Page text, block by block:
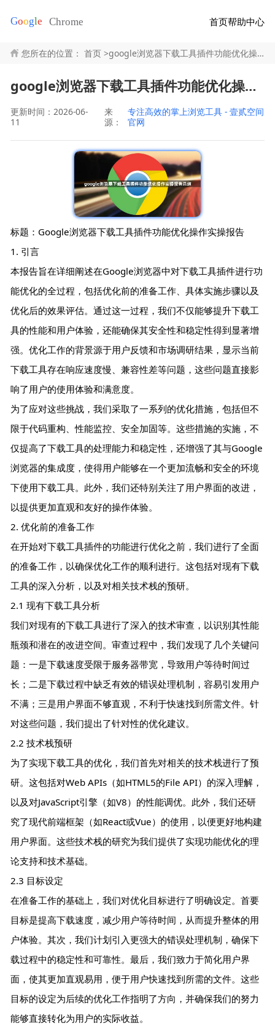
首页帮助中心
您所在的位置： 首页 >google浏览器下载工具插件功能优化操作实操报告总结
google浏览器下载工具插件功能优化操作实操报告总结
更新时间：2026-06-
11
来
源：
专注高效的掌上浏览工具 - 壹贰空间
官网
标题：Google浏览器下载工具插件功能优化操作实操报告
1. 引言
本报告旨在详细阐述在Google浏览器中对下载工具插件进行功
能优化的全过程，包括优化前的准备工作、具体实施步骤以及
优化后的效果评估。通过这一过程，我们不仅能够提升下载工
具的性能和用户体验，还能确保其安全性和稳定性得到显著增
强。优化工作的背景源于用户反馈和市场调研结果，显示当前
下载工具存在响应速度慢、兼容性差等问题，这些问题直接影
响了用户的使用体验和满意度。
为了应对这些挑战，我们采取了一系列的优化措施，包括但不
限于代码重构、性能监控、安全加固等。这些措施的实施，不
仅提高了下载工具的处理能力和稳定性，还增强了其与Google
浏览器的集成度，使得用户能够在一个更加流畅和安全的环境
下使用下载工具。此外，我们还特别关注了用户界面的改进，
以提供更加直观和友好的操作体验。
2. 优化前的准备工作
在开始对下载工具插件的功能进行优化之前，我们进行了全面
的准备工作，以确保优化工作的顺利进行。这包括对现有下载
工具的深入分析，以及对相关技术栈的预研。
2.1 现有下载工具分析
我们对现有的下载工具进行了深入的技术审查，以识别其性能
瓶颈和潜在的改进空间。审查过程中，我们发现了几个关键问
题：一是下载速度受限于服务器带宽，导致用户等待时间过
长；二是下载过程中缺乏有效的错误处理机制，容易引发用户
不满；三是用户界面不够直观，不利于快速找到所需文件。针
对这些问题，我们提出了针对性的优化建议。
2.2 技术栈预研
为了实现下载工具的优化，我们首先对相关的技术栈进行了预
研。这包括对Web APIs（如HTML5的File API）的深入理解，
以及对JavaScript引擎（如V8）的性能调优。此外，我们还研
究了现代前端框架（如React或Vue）的使用，以便更好地构建
用户界面。这些技术栈的研究为我们提供了实现功能优化的理
论支持和技术基础。
2.3 目标设定
在准备工作的基础上，我们对优化目标进行了明确设定。首要
目标是提高下载速度，减少用户等待时间，从而提升整体的用
户体验。其次，我们计划引入更强大的错误处理机制，确保下
载过程中的稳定性和可靠性。最后，我们致力于简化用户界
面，使其更加直观易用，便于用户快速找到所需的文件。这些
目标的设定为后续的优化工作指明了方向，并确保我们的努力
能够直接转化为用户的实际收益。